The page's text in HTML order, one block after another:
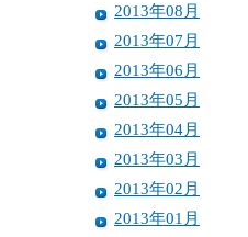
2013年08月
2013年07月
2013年06月
2013年05月
2013年04月
2013年03月
2013年02月
2013年01月